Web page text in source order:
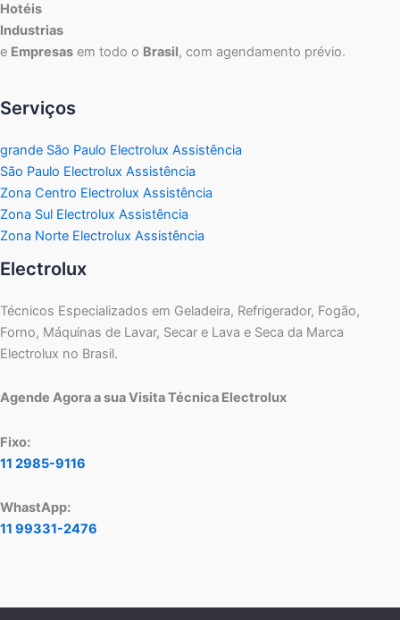
Hotéis
Industrias
e Empresas em todo o Brasil, com agendamento prévio.
Serviços
grande São Paulo Electrolux Assistência
São Paulo Electrolux Assistência
Zona Centro Electrolux Assistência
Zona Sul Electrolux Assistência
Zona Norte Electrolux Assistência
Electrolux
Técnicos Especializados em Geladeira, Refrigerador, Fogão,
Forno, Máquinas de Lavar, Secar e Lava e Seca da Marca
Electrolux no Brasil.
Agende Agora a sua Visita Técnica Electrolux
Fixo:
11 2985-9116
WhastApp:
11 99331-2476